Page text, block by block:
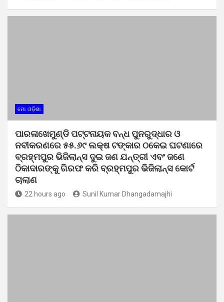
ମୋ ଓଡ଼ିଶା
ପାରଳାଖେମୁଣ୍ଡି ପଟ୍ଟନାୟକ ବନ୍ଧ ପୁନରୁଦ୍ଧାର ଓ
ନବୀକରଣରେ ୫୫.୬୯ ଲକ୍ଷ ଟଙ୍କାର ଠକେଇ ଘଟଣାରେ
ବ୍ରହ୍ମପୁର ଭିଜିଲାନ୍ସ ଦୁଇ ଜଣ ଯନ୍ତ୍ରୀ ଏବଂ ଜଣେ
ଠିକାଦାରଙ୍କୁ ଗିରଫ କରି ବ୍ରହ୍ମପୁର ଭିଜିଲାନ୍ସ କୋର୍ଟ
ଚାଲାଣ
22 hours ago Sunil Kumar Dhangadamajhi